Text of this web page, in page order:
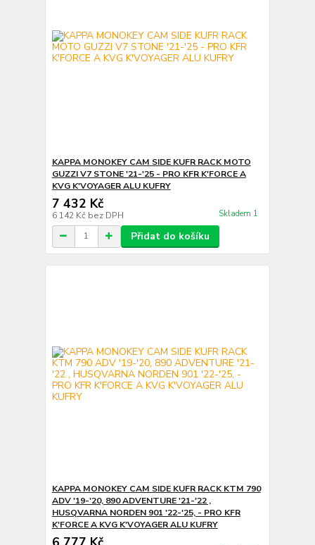
KAPPA MONOKEY CAM SIDE KUFR RACK MOTO
GUZZI V7 STONE '21-'25 - PRO KFR K'FORCE A
KVG K'VOYAGER ALU KUFRY
7 432 Kč
6 142 Kč bez DPH Skladem 1
Přidat do košíku
KAPPA MONOKEY CAM SIDE KUFR RACK KTM 790
ADV '19-'20, 890 ADVENTURE '21-'22 ,
HUSQVARNA NORDEN 901 '22-'25, - PRO KFR
K'FORCE A KVG K'VOYAGER ALU KUFRY